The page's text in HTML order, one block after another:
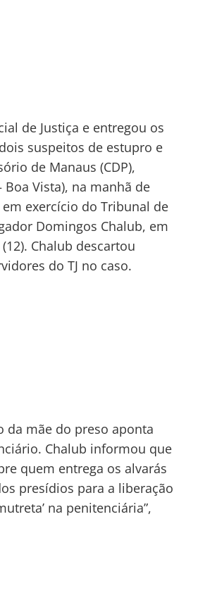
de Justiça e entregou os
suspeitos de estupro e
de Manaus (CDP),
Boa Vista), na manhã de
exercício do Tribunal de
Domingos Chalub, em
Chalub descartou
do TJ no caso.
da mãe do preso aponta
Chalub informou que
quem entrega os alvarás
presídios para a liberação
na penitenciária”,